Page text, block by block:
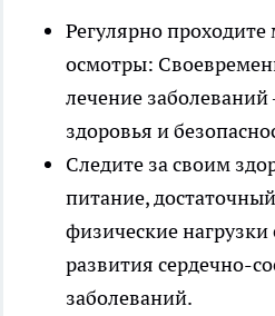
Регулярно
осмотры:
лечение заболеваний
здоровья и
Следите за своим
питание,
физические
развития сердечно-
заболеваний.